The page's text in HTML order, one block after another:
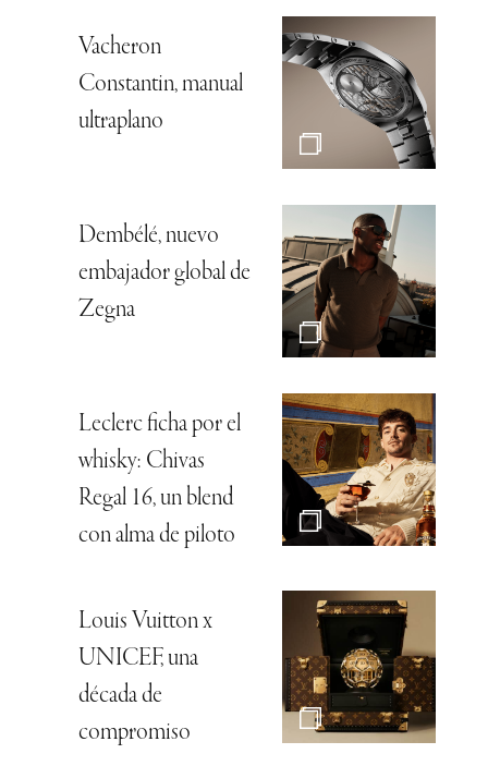
Vacheron
Constantin, manual
ultraplano
Dembélé, nuevo
embajador global de
Zegna
Leclerc ficha por el
whisky: Chivas
Regal 16, un blend
con alma de piloto
Louis Vuitton x
UNICEF, una
década de
compromiso